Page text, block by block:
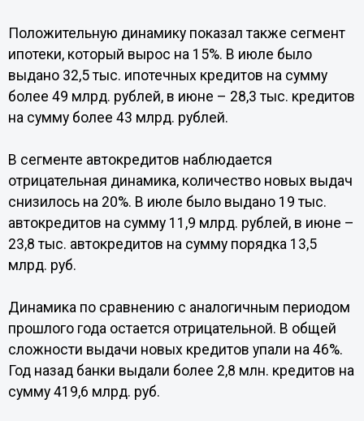
Положительную динамику показал также сегмент
ипотеки, который вырос на 15%. В июле было
выдано 32,5 тыс. ипотечных кредитов на сумму
более 49 млрд. рублей, в июне – 28,3 тыс. кредитов
на сумму более 43 млрд. рублей.
В сегменте автокредитов наблюдается
отрицательная динамика, количество новых выдач
снизилось на 20%. В июле было выдано 19 тыс.
автокредитов на сумму 11,9 млрд. рублей, в июне –
23,8 тыс. автокредитов на сумму порядка 13,5
млрд. руб.
Динамика по сравнению с аналогичным периодом
прошлого года остается отрицательной. В общей
сложности выдачи новых кредитов упали на 46%.
Год назад банки выдали более 2,8 млн. кредитов на
сумму 419,6 млрд. руб.